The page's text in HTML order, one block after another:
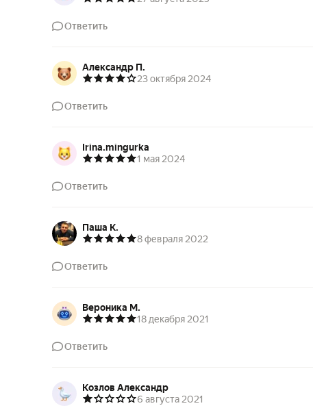
Ответить
Александр П.
23 октября 2024
Ответить
Irina.mingurka
1 мая 2024
Ответить
Паша К.
8 февраля 2022
Ответить
Вероника М.
18 декабря 2021
Ответить
Козлов Александр
6 августа 2021